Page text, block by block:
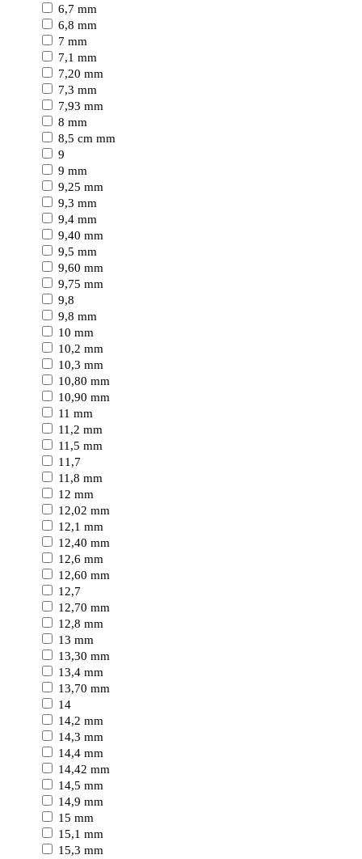
6,7 mm
6,8 mm
7 mm
7,1 mm
7,20 mm
7,3 mm
7,93 mm
8 mm
8,5 cm mm
9
9 mm
9,25 mm
9,3 mm
9,4 mm
9,40 mm
9,5 mm
9,60 mm
9,75 mm
9,8
9,8 mm
10 mm
10,2 mm
10,3 mm
10,80 mm
10,90 mm
11 mm
11,2 mm
11,5 mm
11,7
11,8 mm
12 mm
12,02 mm
12,1 mm
12,40 mm
12,6 mm
12,60 mm
12,7
12,70 mm
12,8 mm
13 mm
13,30 mm
13,4 mm
13,70 mm
14
14,2 mm
14,3 mm
14,4 mm
14,42 mm
14,5 mm
14,9 mm
15 mm
15,1 mm
15,3 mm